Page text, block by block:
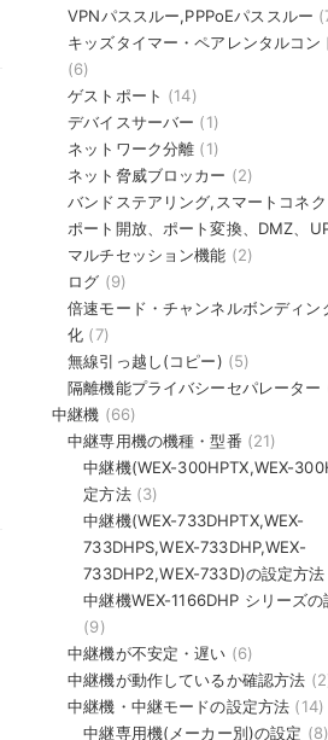
VPNパススルー,PPPoEパススルー
キッズタイマー・ペアレンタルコン
(6)
ゲストポート (14)
デバイスサーバー (1)
ネットワーク分離 (1)
ネット脅威ブロッカー (2)
バンドステアリング,スマートコネク
ポート開放、ポート変換、DMZ、
マルチセッション機能 (2)
ログ (9)
倍速モード・チャンネルボンディン
化 (7)
無線引っ越し(コピー) (5)
隔離機能プライバシーセパレーター
中継機 (66)
中継専用機の機種・型番 (21)
中継機(WEX-300HPTX,WEX-
定方法(3)
中継機(WEX-733DHPTX,WEX-
733DHPS,WEX-733DHP,WEX-
733DHP2,WEX-733D)の設定方法
中継機WEX-1166DHP シリーズ
(9)
中継機が不安定・遅い (6)
中継機が動作しているか確認方法
中継機・中継モードの設定方法 (14)
中継専用機(メーカー別)の設定 (8)